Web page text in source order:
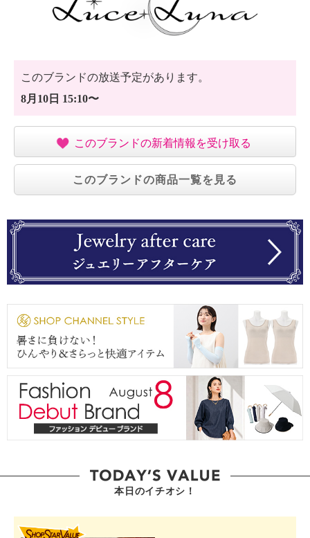
このブランドの放送予定があります。
8月10日 15:10〜
このブランドの新着情報を受け取る
このブランドの商品一覧を見る
本日のイチオシ！